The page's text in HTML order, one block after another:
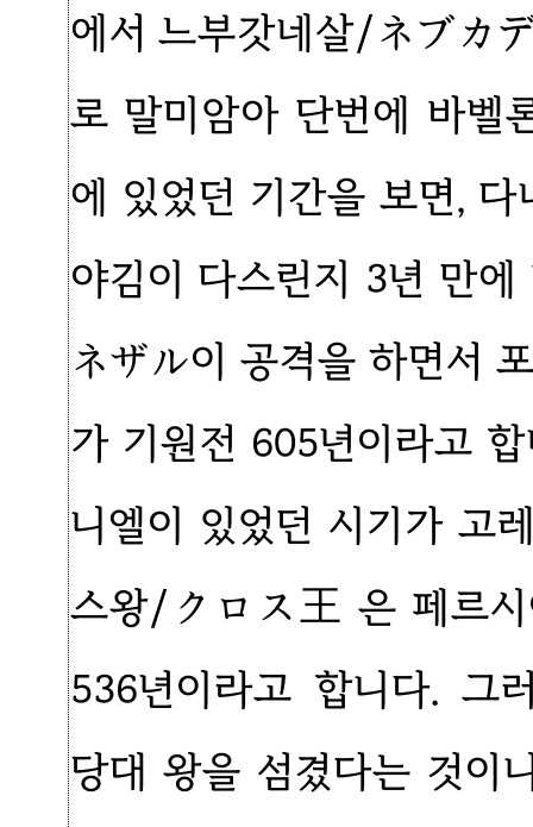
에서 느부갓네살/ネブカ
로 말미암아 단번에 바벨
에 있었던 기간을 보면,
야김이 다스린지 3년 만
ネザル이 공격을 하면서
가 기원전 605년이라고
니엘이 있었던 시기가 고
스왕/クロス王 은 페르시
536년이라고 합니다. 그
당대 왕을 섬겼다는 것이